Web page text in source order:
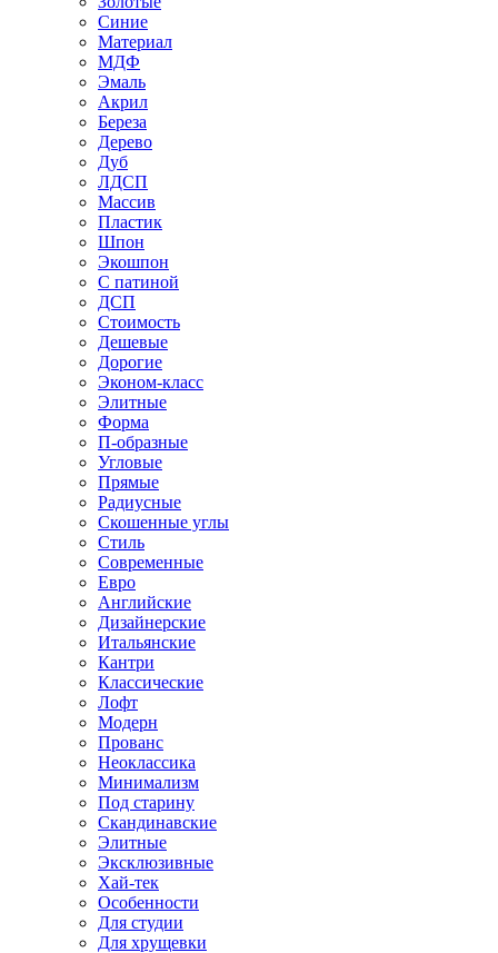
Синие
Материал
МДФ
Эмаль
Акрил
Береза
Дерево
Дуб
ЛДСП
Массив
Пластик
Шпон
Экошпон
С патиной
ДСП
Стоимость
Дешевые
Дорогие
Эконом-класс
Элитные
Форма
П-образные
Угловые
Прямые
Радиусные
Скошенные углы
Стиль
Современные
Евро
Английские
Дизайнерские
Итальянские
Кантри
Классические
Лофт
Модерн
Прованс
Неоклассика
Минимализм
Под старину
Скандинавские
Элитные
Эксклюзивные
Хай-тек
Особенности
Для студии
Для хрущевки